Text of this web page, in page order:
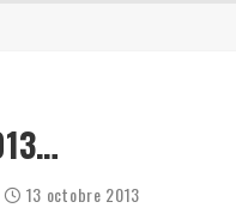
13 octobre 2013